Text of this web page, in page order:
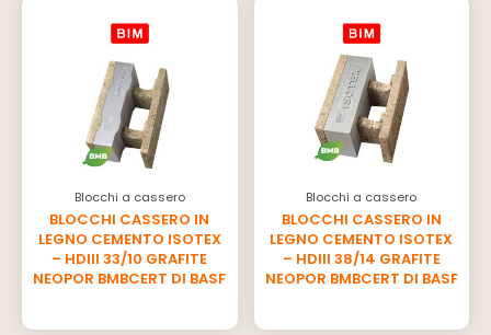
Blocchi a cassero
BLOCCHI CASSERO IN
LEGNO CEMENTO ISOTEX
– HDIII 33/10 GRAFITE
NEOPOR BMBCERT DI BASF
Blocchi a cassero
BLOCCHI CASSERO IN
LEGNO CEMENTO ISOTEX
– HDIII 38/14 GRAFITE
NEOPOR BMBCERT DI BASF